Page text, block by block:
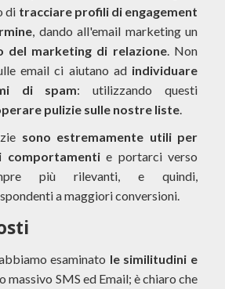
di tracciare profili di engagement
, dando all'email marketing un
del marketing di relazione. Non
email ci aiutano ad individuare
di spam: utilizzando questi
pulizie sulle nostre liste.
sono estremamente utili per
comportamentie portarci verso
più rilevanti, e quindi,
a maggiori conversioni.
esaminato le similitudini e
massivo SMS ed Email; è chiaro che